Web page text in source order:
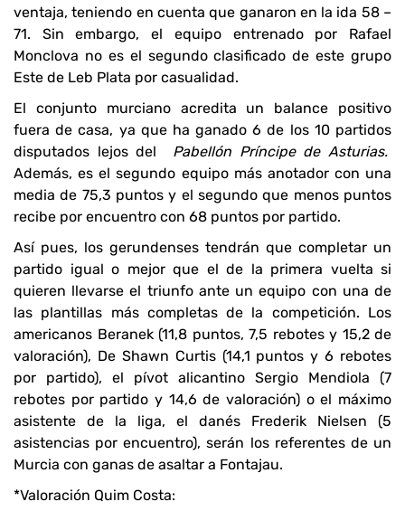
ventaja, teniendo en cuenta que ganaron en la ida 58 –
71. Sin embargo, el equipo entrenado por Rafael
Monclova no es el segundo clasificado de este grupo
Este de Leb Plata por casualidad.
El conjunto murciano acredita un balance positivo
fuera de casa, ya que ha ganado 6 de los 10 partidos
disputados lejos del Pabellón Príncipe de Asturias.
Además, es el segundo equipo más anotador con una
media de 75,3 puntos y el segundo que menos puntos
recibe por encuentro con 68 puntos por partido.
Así pues, los gerundenses tendrán que completar un
partido igual o mejor que el de la primera vuelta si
quieren llevarse el triunfo ante un equipo con una de
las plantillas más completas de la competición. Los
americanos Beranek (11,8 puntos, 7,5 rebotes y 15,2 de
valoración), De Shawn Curtis (14,1 puntos y 6 rebotes
por partido), el pívot alicantino Sergio Mendiola (7
rebotes por partido y 14,6 de valoración) o el máximo
asistente de la liga, el danés Frederik Nielsen (5
asistencias por encuentro), serán los referentes de un
Murcia con ganas de asaltar a Fontajau.
*Valoración Quim Costa: